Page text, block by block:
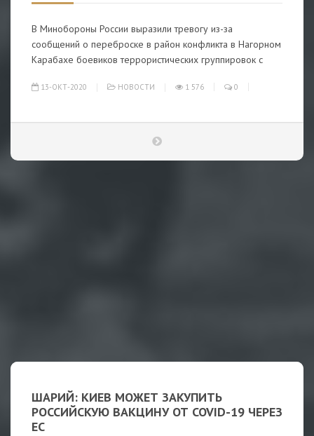
В Минобороны России выразили тревогу из-за
сообщений о переброске в район конфликта в Нагорном
Карабахе боевиков террористических группировок с
13-ОКТ-2020 НОВОСТИ 1 576 0
ШАРИЙ: КИЕВ МОЖЕТ ЗАКУПИТЬ
РОССИЙСКУЮ ВАКЦИНУ ОТ COVID-19 ЧЕРЕЗ
ЕС